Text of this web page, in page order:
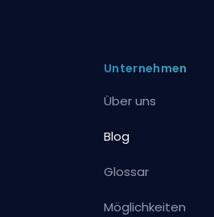
Unternehmen
Über uns
Blog
Glossar
Möglichkeiten